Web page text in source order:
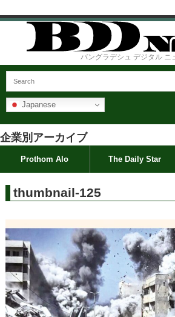
バングラデシュ デジタル ニ
Japanese
企業別アーカイブ
Prothom Alo The Daily Star
thumbnail-125